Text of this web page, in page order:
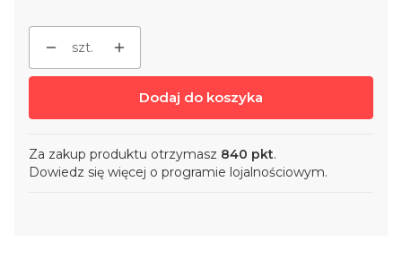
szt.
Dodaj do koszyka
Za zakup produktu otrzymasz 840 pkt.
Dowiedz się więcej o programie lojalnościowym.